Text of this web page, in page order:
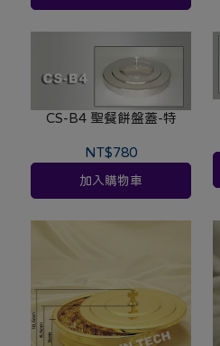
CS-B4 聖餐餅盤蓋-特
NT$780
加入購物車